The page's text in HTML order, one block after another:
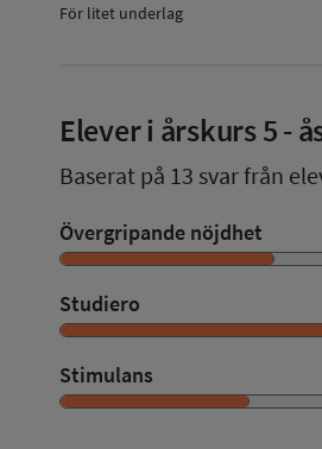
För litet underlag
Elever i årskurs 5-
Baserat på 13 svar från
Övergripande nöjdhet
Studiero
Stimulans